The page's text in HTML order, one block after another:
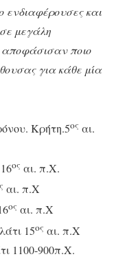
ενδιαφέρουσες και
μεγάλη
αποφάσισαν ποιο
για κάθε μία
Κρήτη.5ος αι.
ος αι. π.Χ.
αι. π.Χ
ος αι. π.Χ
15ος αι. π.Χ
1100-900π.Χ.